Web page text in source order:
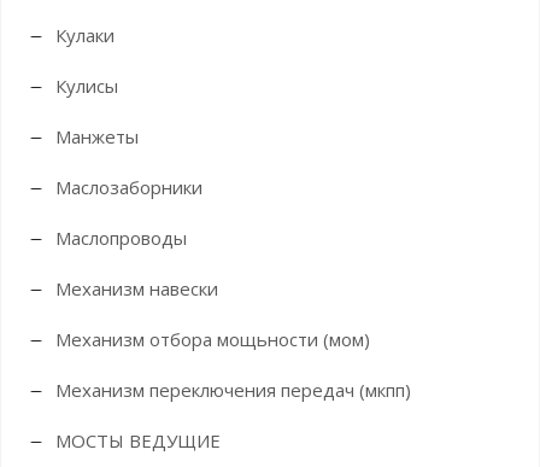
Кулаки
Кулисы
Манжеты
Маслозаборники
Маслопроводы
Механизм навески
Механизм отбора мощьности (мом)
Механизм переключения передач (мкпп)
МОСТЫ ВЕДУЩИЕ